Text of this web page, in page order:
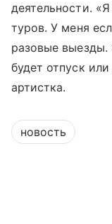
деятельности.
туров. У меня
разовые выезды.
будет отпуск
артистка.
новость